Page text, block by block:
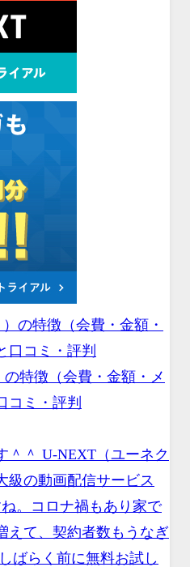
特徴（会費・金額・メ
コミ・評判
＾＾ U-NEXT（ユーネク
級の動画配信サービス
。コロナ禍もあり家で
えて、契約者数もうなぎ
ばらく前に無料お試し